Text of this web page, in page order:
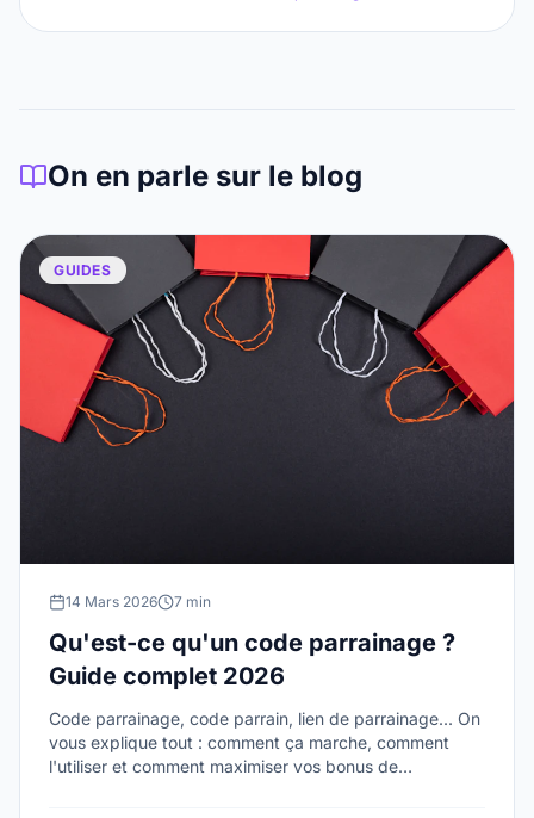
On en parle sur le blog
GUIDES
14 Mars 2026 7 min
Qu'est-ce qu'un code parrainage ?
Guide complet 2026
Code parrainage, code parrain, lien de parrainage... On
vous explique tout : comment ça marche, comment
l'utiliser et comment maximiser vos bonus de